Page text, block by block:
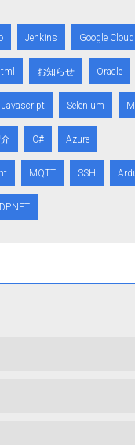
Jenkins Google Cloud
お知らせ Oracle
Javascript Selenium
C# Azure
MQTT SSH